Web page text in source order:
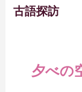
古語探訪
夕べの